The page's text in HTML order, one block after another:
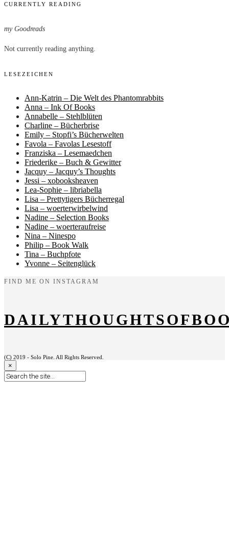
CURRENTLY READING
my Goodreads
Not currently reading anything.
LESEZEICHEN
Ann-Katrin – Die Welt des Phantomrabbits
Anna – Ink Of Books
Annabelle – Stehlblüten
Charline – Bücherbrise
Emily – Stopfi’s Bücherwelten
Favola – Favolas Lesestoff
Franziska – Lesemaedchen
Friederike – Buch & Gewitter
Jacquy – Jacquy’s Thoughts
Jessi – xobooksheaven
Lea-Sophie – libriabella
Lisa – Prettytigers Bücherregal
Lisa – woerterwirbelwind
Nadine – Selection Books
Nadine – woerteraufreise
Nina – Ninespo
Philip – Book Walk
Tina – Buchpfote
Yvonne – Seitenglück
FIND ME ON INSTAGRAM
(C) 2019 - Solo Pine. All Rights Reserved.
×